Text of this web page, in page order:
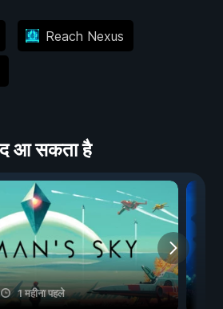
Reach Nexus
आ सकता है
1 महीना पहले